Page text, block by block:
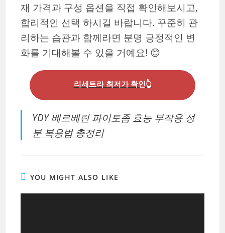
재 가격과 구성 옵션을 직접 확인해보시고,
합리적인 선택 하시길 바랍니다. 꾸준히 관
리하는 습관과 함께라면 분명 긍정적인 변
화를 기대해볼 수 있을 거예요! 😊
리세트라 최저가 확인👆
YDY 베르베린 파이토좀 효능 부작용 성
분 복용법 총정리
YOU MIGHT ALSO LIKE